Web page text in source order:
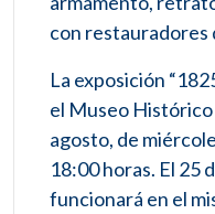
con restauradores
La exposición
el Museo
agosto, de
18:00 horas. El 25
funcionará en el